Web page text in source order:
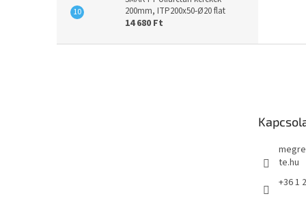
200mm, ITP200x50-Ø20 flat
14 680 Ft
te.hu
+36 1